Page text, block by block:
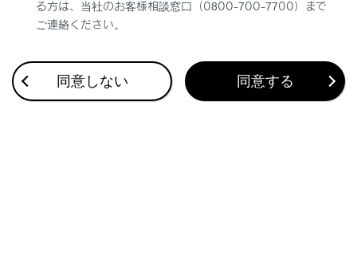
る方は、当社のお客様相談窓口（0800-700-7700）まで
ご連絡ください。
同意しない 同意する